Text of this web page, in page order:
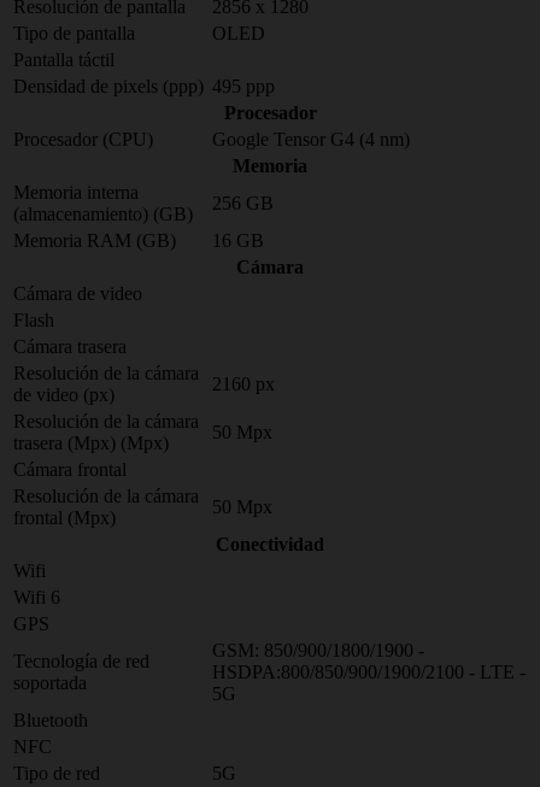
Resolución de pantalla
2856 x 1280
Tipo de pantalla
OLED
Pantalla táctil
Densidad de pixels (ppp) 495 ppp
Procesador
Procesador (CPU)
Google Tensor G4 (4 nm)
Memoria
Memoria interna
(almacenamiento) (GB)
256 GB
Memoria RAM (GB)
16 GB
Cámara
Cámara de video
Flash
Cámara trasera
Resolución de la cámara
de video (px)
2160 px
Resolución de la cámara
trasera (Mpx) (Mpx)
50 Mpx
Cámara frontal
Resolución de la cámara
frontal (Mpx)
50 Mpx
Conectividad
Wifi
Wifi 6
GPS
Tecnología de red
soportada
GSM: 850/900/1800/1900 -
HSDPA:800/850/900/1900/2100 - LTE -
5G
Bluetooth
NFC
Tipo de red
5G